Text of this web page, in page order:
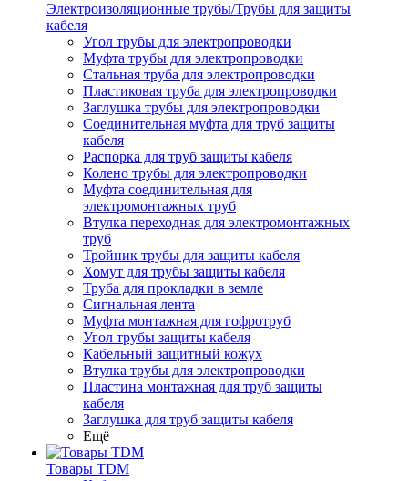
Электроизоляционные трубы/Трубы для защиты
кабеля
Угол трубы для электропроводки
Муфта трубы для электропроводки
Стальная труба для электропроводки
Пластиковая труба для электропроводки
Заглушка трубы для электропроводки
Соединительная муфта для труб защиты
кабеля
Распорка для труб защиты кабеля
Колено трубы для электропроводки
Муфта соединительная для
электромонтажных труб
Втулка переходная для электромонтажных
труб
Тройник трубы для защиты кабеля
Хомут для трубы защиты кабеля
Труба для прокладки в земле
Сигнальная лента
Муфта монтажная для гофротруб
Угол трубы защиты кабеля
Кабельный защитный кожух
Втулка трубы для электропроводки
Пластина монтажная для труб защиты
кабеля
Заглушка для труб защиты кабеля
Ещё
Товары TDM